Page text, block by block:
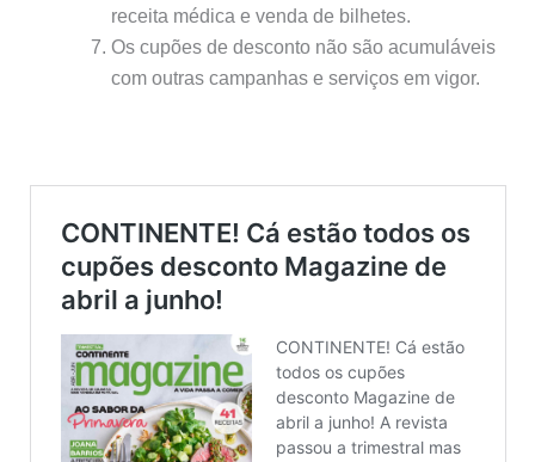
receita médica e venda de bilhetes.
Os cupões de desconto não são acumuláveis
com outras campanhas e serviços em vigor.